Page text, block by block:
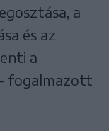
a
és az
a
fogalmazott